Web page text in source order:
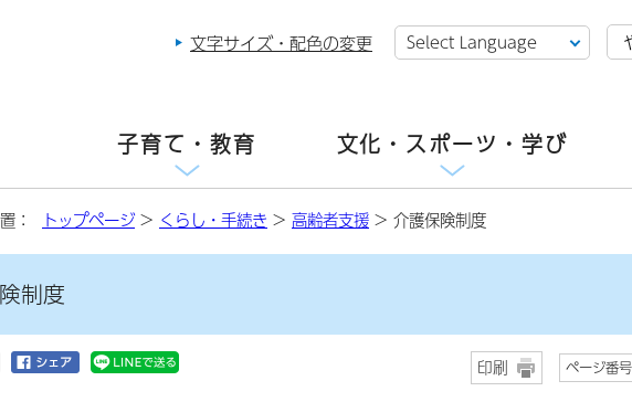
文字サイズ・配色の変更
子育て・教育 文化・スポーツ・学び
： トップページ> くらし・手続き > 高齢者支援 > 介護保険制度
制度
印刷 ページ番